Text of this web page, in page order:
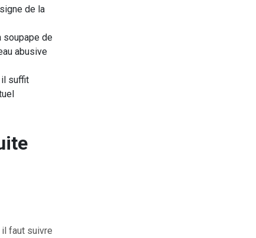
de la
soupape de
abusive
il suffit
faut suivre